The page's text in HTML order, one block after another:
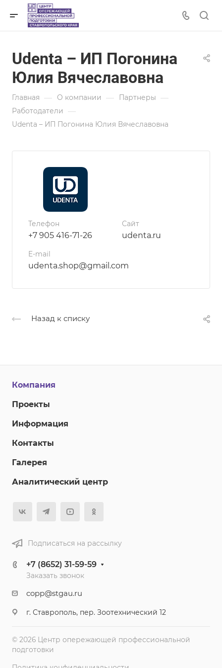
Udenta – ИП Погонина
Юлия Вячеславовна
Главная — О компании — Партнеры —
Работодатели —
Udenta – ИП Погонина Юлия Вячеславовна
Телефон
+7 905 416-71-26
Сайт
udenta.ru
E-mail
udenta.shop@gmail.com
Назад к списку
Компания
Проекты
Информация
Контакты
Галерея
Аналитический центр
Подписаться на рассылку
+7 (8652) 31-59-59
Заказать звонок
copp@stgau.ru
г. Ставрополь, пер. Зоотехнический 12
© 2026 Центр опережающей профессиональной
подготовки